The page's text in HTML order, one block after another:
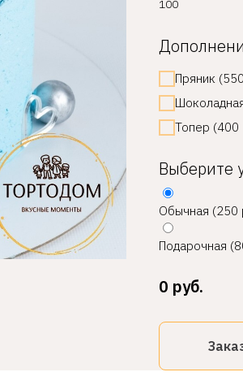
100
Пряник
Топер (400
Выберите
Обычная (250
Подарочная
0 руб.